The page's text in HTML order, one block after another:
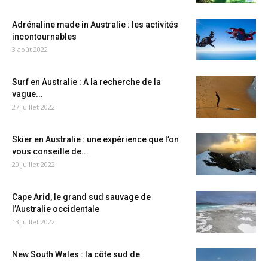
Adrénaline made in Australie : les activités
incontournables
3 août 2022
Surf en Australie : A la recherche de la
vague...
27 juillet 2022
Skier en Australie : une expérience que l’on
vous conseille de...
20 juillet 2022
Cape Arid, le grand sud sauvage de
l’Australie occidentale
13 juillet 2022
New South Wales : la côte sud de